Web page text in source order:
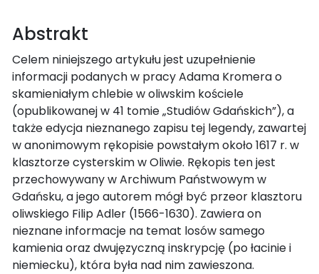
Abstrakt
Celem niniejszego artykułu jest uzupełnienie
informacji podanych w pracy Adama Kromera o
skamieniałym chlebie w oliwskim kościele
(opublikowanej w 41 tomie „Studiów Gdańskich”), a
także edycja nieznanego zapisu tej legendy, zawartej
w anonimowym rękopisie powstałym około 1617 r. w
klasztorze cysterskim w Oliwie. Rękopis ten jest
przechowywany w Archiwum Państwowym w
Gdańsku, a jego autorem mógł być przeor klasztoru
oliwskiego Filip Adler (1566-1630). Zawiera on
nieznane informacje na temat losów samego
kamienia oraz dwujęzyczną inskrypcję (po łacinie i
niemiecku), która była nad nim zawieszona.